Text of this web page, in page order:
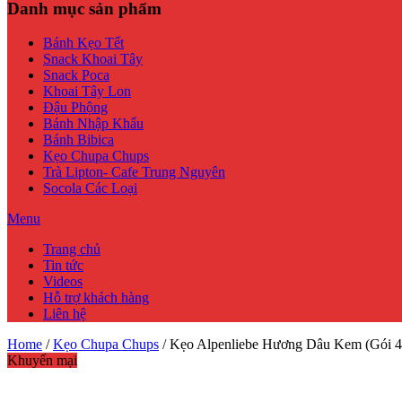
Danh mục sản phẩm
Bánh Kẹo Tết
Snack Khoai Tây
Snack Poca
Khoai Tây Lon
Đậu Phộng
Bánh Nhập Khẩu
Bánh Bibica
Kẹo Chupa Chups
Trà Lipton- Cafe Trung Nguyên
Socola Các Loại
Menu
Trang chủ
Tin tức
Videos
Hỗ trợ khách hàng
Liên hệ
Home /Kẹo Chupa Chups / Kẹo Alpenliebe Hương Dâu Kem (Gói
Khuyến mại